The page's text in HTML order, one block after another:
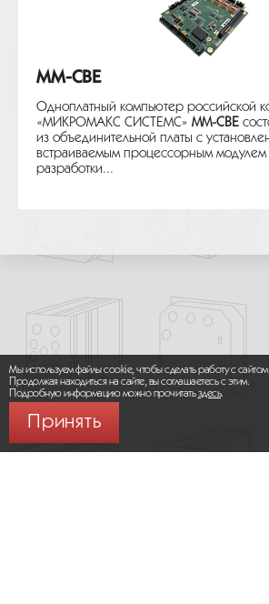
MM-CBE
Одноплатный компьютер российской
«МИКРОМАКС СИСТЕМС» MM-CBE
из объединительной платы с
встраиваемым процессорным модулем
разработки...
Мы используем файлы cookie, чтобы сделать работу с
Продолжая находиться на сайте, вы соглашаетесь с этим.
Подробную информацию можно прочитатьздесь.
Принять